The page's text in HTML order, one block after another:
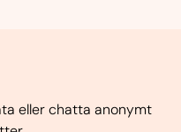
eller chatta anonymt